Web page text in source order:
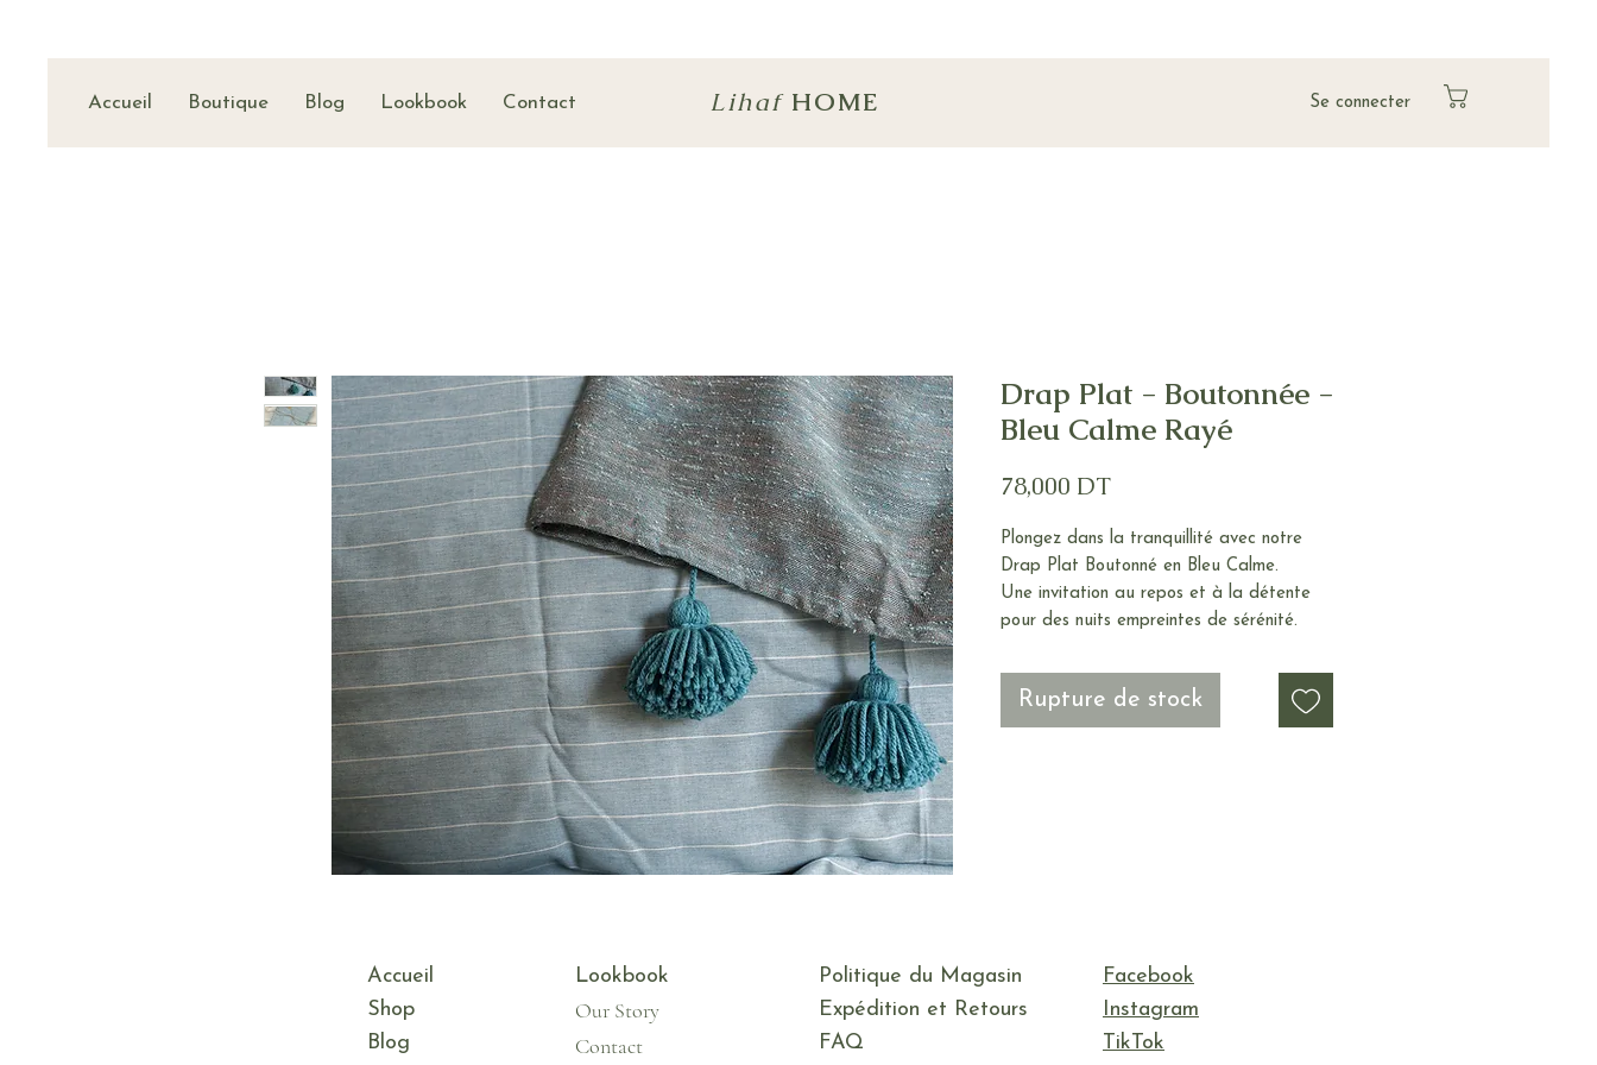
Accueil Boutique Blog Lookbook Contact Lihaf HOME Se connecter
Drap Plat - Boutonnée -
Bleu Calme Rayé
78,000 DTPrix
Plongez dans la tranquillité avec notre
Drap Plat Boutonné en Bleu Calme.
Une invitation au repos et à la détente
pour des nuits empreintes de sérénité.
Rupture de stock
Accueil
Shop
Blog
Lookbook
Our Story
Contact
Politique du Magasin
Expédition et Retours
FAQ
Facebook
Instagram
TikTok